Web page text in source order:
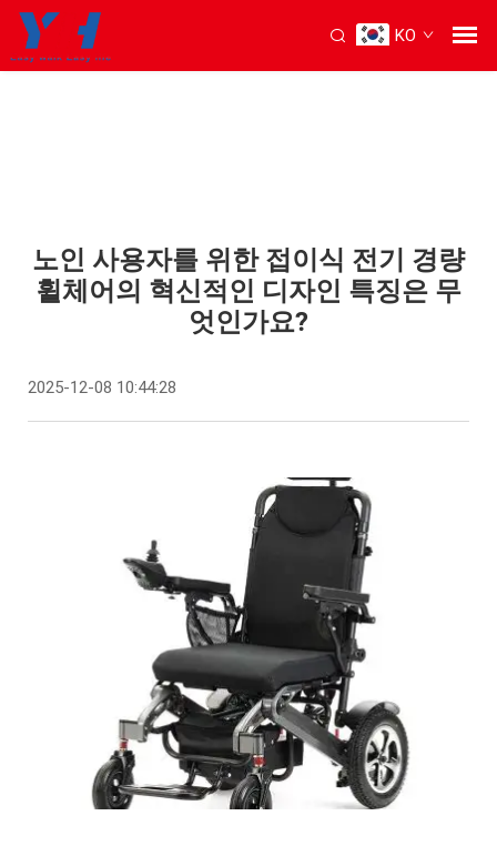
KO
노인 사용자를 위한 접이식 전기 경량
휠체어의 혁신적인 디자인 특징은 무
엇인가요?
2025-12-08 10:44:28